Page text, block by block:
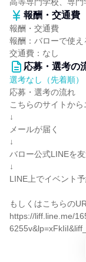
報酬・交通費
報酬・交通費
報酬：バローで使
交通費：なし
応募・選考の
選考なし（先着順）
応募・選考の流れ
こちらのサイトから
↓
メールが届く
↓
バロー公式LINEを
↓
LINE上でイベント予
もしくはこちらの
https://liff.line.me/